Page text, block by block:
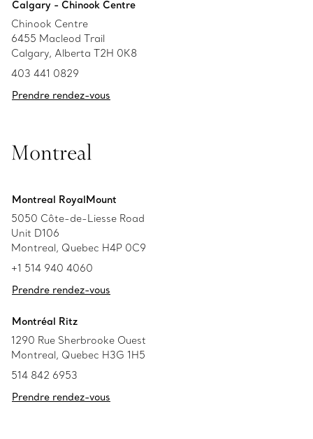
Calgary - Chinook Centre
Chinook Centre
6455 Macleod Trail
Calgary, Alberta T2H 0K8
403 441 0829
Prendre rendez-vous
Montreal
Montreal RoyalMount
5050 Côte-de-Liesse Road
Unit D106
Montreal, Quebec H4P 0C9
+1 514 940 4060
Prendre rendez-vous
Montréal Ritz
1290 Rue Sherbrooke Ouest
Montreal, Quebec H3G 1H5
514 842 6953
Prendre rendez-vous